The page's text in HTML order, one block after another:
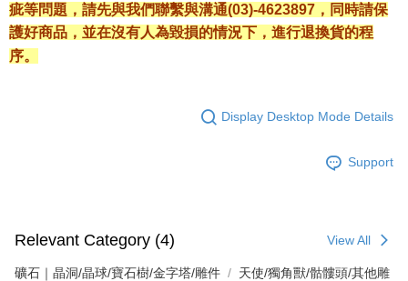
疵等問題，請先與我們聯繫與溝通(03)-4623897，同時請保
護好商品，並在沒有人為毀損的情況下，進行退換貨的程
序。
Display Desktop Mode Details
Support
Relevant Category (4) View All
礦石｜晶洞/晶球/寶石樹/金字塔/雕件 天使/獨角獸/骷髏頭/其他雕